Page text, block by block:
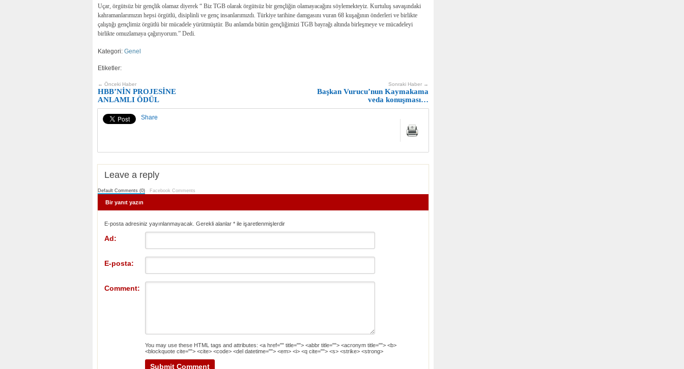
Uçar, örgütsüz bir gençlik olamaz diyerek “ Biz TGB olarak örgütsüz bir gençliğin olamayacağını söylemekteyiz. Kurtuluş savaşındaki
kahramanlarımızın hepsi örgütlü, disiplinli ve genç insanlarımızdı. Türkiye tarihine damgasını vuran 68 kuşağının önderleri ve birlikte
çalıştığı gençlimiz örgütlü bir mücadele yürütmüştür. Bu anlamda bütün gençliğimizi TGB bayrağı altında birleşmeye ve mücadeleyi
birlikte omuzlamaya çağırıyorum.” Dedi.
Kategori: Genel
Etiketler:
Sonraki Haber →
Başkan Vurucu’nun Kaymakama
veda konuşması…
← Önceki Haber
HBB’NİN PROJESİNE
ANLAMLI ÖDÜL
Share
Leave a reply
Default Comments (0) Facebook Comments
Bir yanıt yazın
E-posta adresiniz yayınlanmayacak. Gerekli alanlar * ile işaretlenmişlerdir
Ad:
E-posta:
Comment:
You may use these HTML tags and attributes: <a href="" title=""> <abbr title=""> <acronym title=""> <b>
<blockquote cite=""> <cite> <code> <del datetime=""> <em> <i> <q cite=""> <s> <strike> <strong>